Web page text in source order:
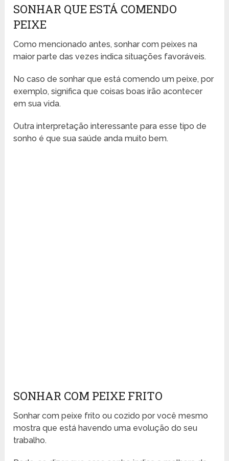
SONHAR QUE ESTÁ COMENDO
PEIXE
Como mencionado antes, sonhar com peixes na
maior parte das vezes indica situações favoráveis.
No caso de sonhar que está comendo um peixe, por
exemplo, significa que coisas boas irão acontecer
em sua vida.
Outra interpretação interessante para esse tipo de
sonho é que sua saúde anda muito bem.
SONHAR COM PEIXE FRITO
Sonhar com peixe frito ou cozido por você mesmo
mostra que está havendo uma evolução do seu
trabalho.